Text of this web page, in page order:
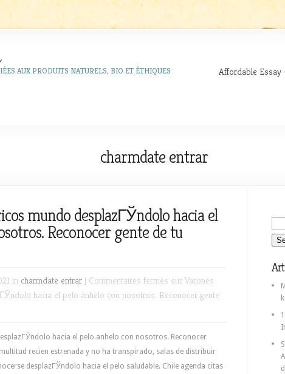
AUX PRODUITS NATURELS, BIO ET ÉTHIQUES Affordable Essay
charmdate entrar
mundo desplazГЎndolo hacia el
Reconocer gente de tu
in charmdate entrar | Commentaires fermés sur Varones
hacia el pelo anhelo con nosotros. Reconocer gente
hacia el pelo anhelo con nosotros. Reconocer
recien estrenada y no ha transpirado, salas de distribuir
desplazГЎndolo hacia el pelo saludable. Chile agenda citas